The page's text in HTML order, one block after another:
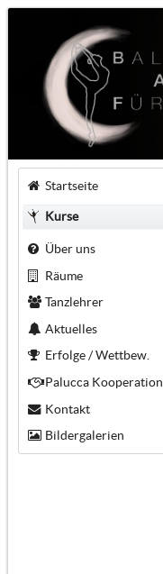
Startseite
Kurse
Über uns
Räume
Tanzlehrer
Aktuelles
Erfolge / Wettbew.
Palucca Kooperation
Kontakt
Bildergalerien